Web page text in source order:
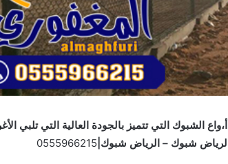
التي تتميز بالجودة العالية التي تلبي
شبوك – الرياض شبوك| 0555966215